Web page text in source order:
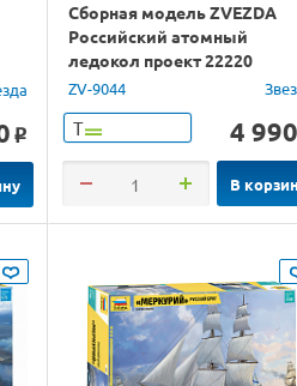
o
Сборная модель ZVEZDA
Российский атомный
ледокол проект 22220
"Арктика", 1/350
ZV-9044
Т 4 990
В